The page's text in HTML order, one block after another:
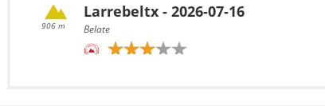
906 m
Larrebeltx - 2026-07-16
Belate